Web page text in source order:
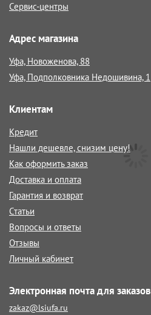
Сервис-центры
Адрес магазина
Уфа, Новоженова, 88
Уфа, Подполковника Недошивина, 1
Клиентам
Кредит
Нашли дешевле, снизим цену!
Как оформить заказ
Доставка и оплата
Гарантия и возврат
Статьи
Вопросы и ответы
Отзывы
Личный кабинет
Электронная почта для заказов
zakaz@lsiufa.ru